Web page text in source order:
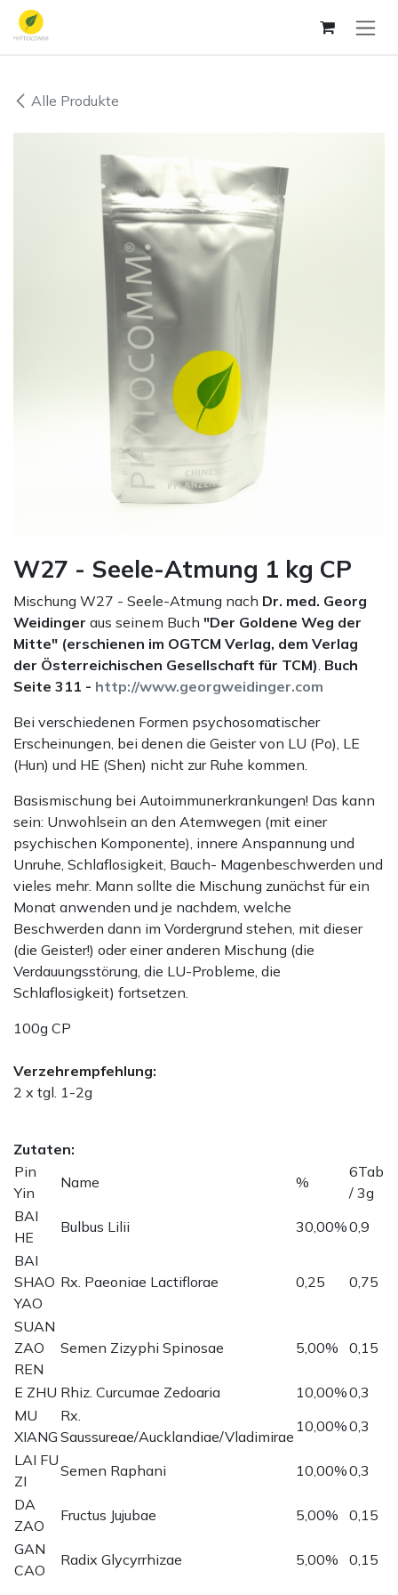
Zum Inhalt springen
Alle Produkte
W27 - Seele-Atmung 1 kg CP
Mischung W27 - Seele-Atmung nach Dr. med. Georg
Weidinger aus seinem Buch "Der Goldene Weg der
Mitte" (erschienen im OGTCM Verlag, dem Verlag
der Österreichischen Gesellschaft für TCM) Buch
Seite 311 - http://www.georgweidinger.com
Bei verschiedenen Formen psychosomatischer
Erscheinungen, bei denen die Geister von LU (Po), LE
(Hun) und HE (Shen) nicht zur Ruhe kommen.
Basismischung bei Autoimmunerkrankungen! Das kann
sein: Unwohlsein an den Atemwegen (mit einer
psychischen Komponente), innere Anspannung und
Unruhe, Schlaflosigkeit, Bauch- Magenbeschwerden und
vieles mehr. Mann sollte die Mischung zunächst für ein
Monat anwenden und je nachdem, welche
Beschwerden dann im Vordergrund stehen, mit dieser
(die Geister!) oder einer anderen Mischung (die
Verdauungsstörung, die LU-Probleme, die
Schlaflosigkeit) fortsetzen.
100g CP
Verzehrempfehlung:
2 x tgl. 1-2g
Zutaten:
Pin
Yin
Name %
6Tab
/ 3g
BAI
HE
Bulbus Lilii 30,00%0,9
BAI
SHAO
YAO
Rx. Paeoniae Lactiflorae 0,25 0,75
SUAN
ZAO
REN
Semen Zizyphi Spinosae 5,00% 0,15
E ZHU Rhiz. Curcumae Zedoaria 10,00%0,3
MU
XIANG
Rx.
Saussureae/Aucklandiae/Vladimirae
10,00%0,3
LAI FU
ZI
Semen Raphani 10,00%0,3
DA
ZAO
Fructus Jujubae 5,00%
0,15
GAN
CAO
Radix Glycyrrhizae 5,00% 0,15